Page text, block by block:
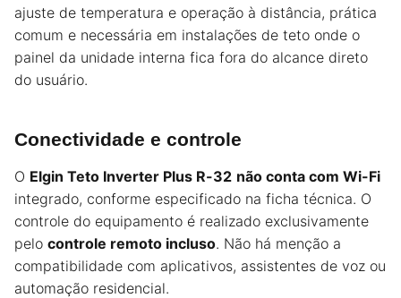
ajuste de temperatura e operação à distância, prática
comum e necessária em instalações de teto onde o
painel da unidade interna fica fora do alcance direto
do usuário.
Conectividade e controle
O Elgin Teto Inverter Plus R-32 não conta com Wi-Fi
integrado, conforme especificado na ficha técnica. O
controle do equipamento é realizado exclusivamente
pelo controle remoto incluso. Não há menção a
compatibilidade com aplicativos, assistentes de voz ou
automação residencial.